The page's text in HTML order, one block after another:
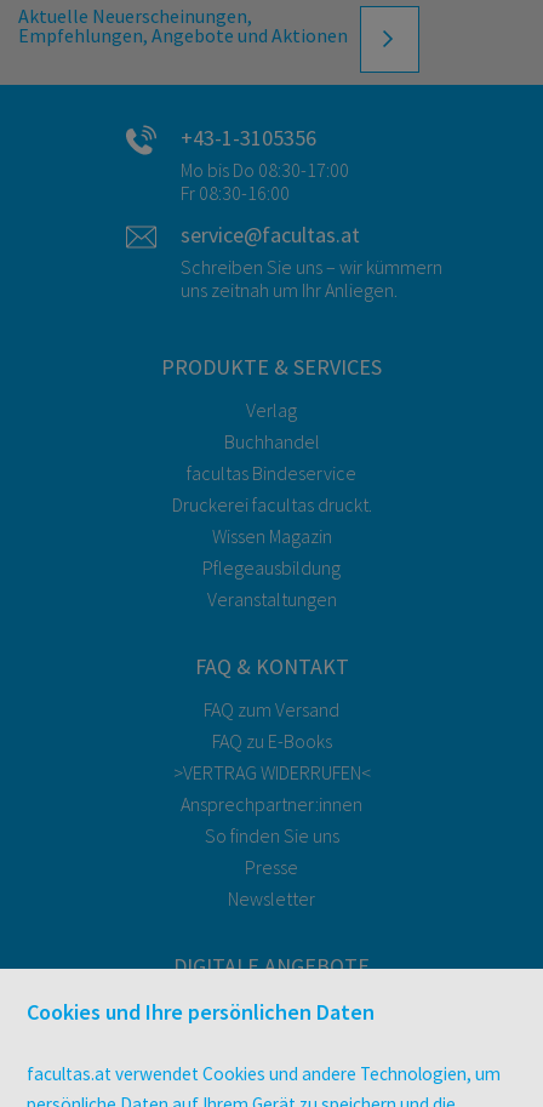
Aktuelle Neuerscheinungen,
Empfehlungen, Angebote und Aktionen
+43-1-3105356
Mo bis Do 08:30-17:00
Fr 08:30-16:00
service@facultas.at
Schreiben Sie uns – wir kümmern
uns zeitnah um Ihr Anliegen.
PRODUKTE & SERVICES
Verlag
Buchhandel
facultas Bindeservice
Druckerei facultas druckt.
Wissen Magazin
Pflegeausbildung
Veranstaltungen
FAQ & KONTAKT
FAQ zum Versand
FAQ zu E-Books
>VERTRAG WIDERRUFEN<
Ansprechpartner:innen
So finden Sie uns
Presse
Newsletter
DIGITALE ANGEBOTE
Überblick
utb elibrary
Cookies und Ihre persönlichen Daten
facultas.at verwendet Cookies und andere Technologien, um